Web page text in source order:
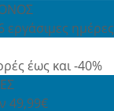
ημέρες
έως και -40%
49,99€